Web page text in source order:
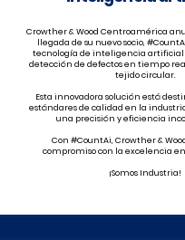
Crowther & Wood Centroamérica
llegada de su nuevo socio,
tecnología de inteligencia artificial
detección de defectos en tiempo
tejido circular.
Esta innovadora solución está
estándares de calidad en la
una precisión y eficiencia
Con #CountAi, Crowther &
compromiso con la excelencia
¡Somos Industria!